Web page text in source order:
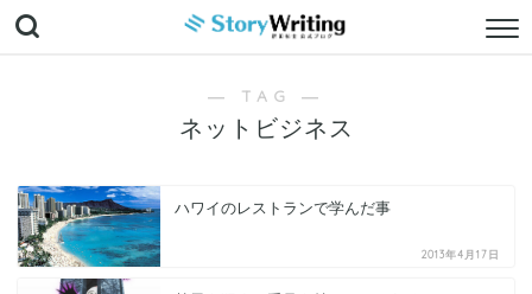
― TAG ―
ネットビジネス
ハワイのレストランで学んだ事
2013年4月17日